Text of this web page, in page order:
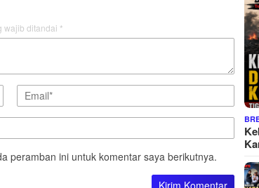
wajib ditandai *
peramban ini untuk komentar saya berikutnya.